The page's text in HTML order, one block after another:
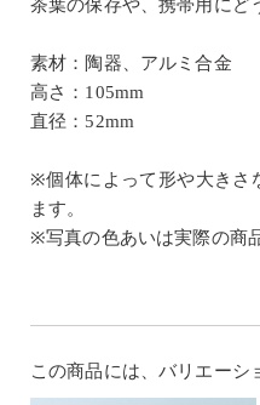
茶葉の保存や、携帯用にど
素材：陶器、アルミ合金
高さ：105mm
直径：52mm
※個体によって形や大きさ
ます。
※写真の色あいは実際の商
この商品には、バリエーシ